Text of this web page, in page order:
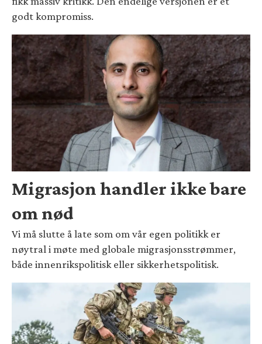
godt kompromiss.
Migrasjon handler ikke bare
om nød
Vi må slutte å late som om vår egen politikk er
nøytral i møte med globale migrasjonsstrømmer,
både innenrikspolitisk eller sikkerhetspolitisk.